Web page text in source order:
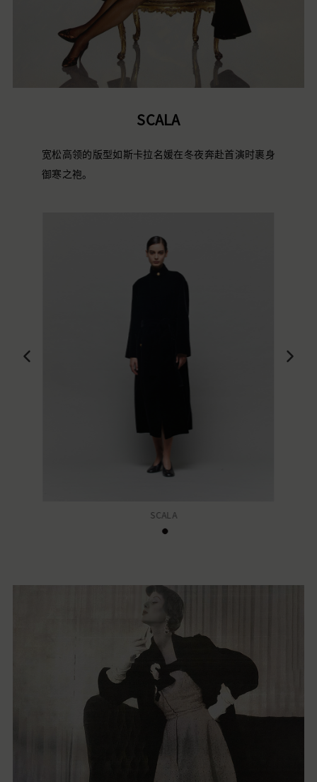
SCALA
宽松高领的版型如斯卡拉名媛在冬夜奔赴首演时裹身
御寒之袍。
SCALA